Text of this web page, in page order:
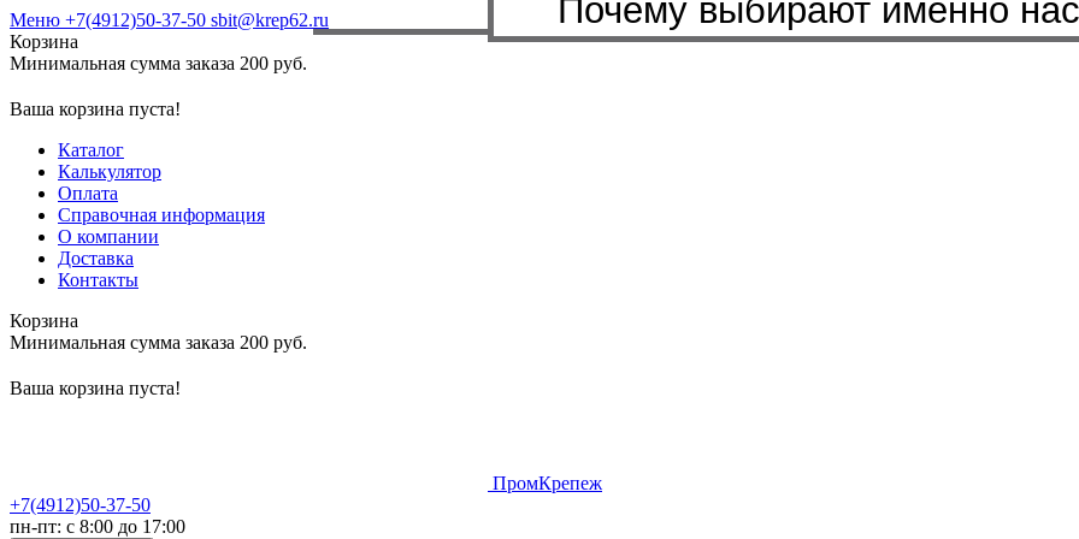
Меню +7(4912)50-37-50 sbit@krep62.ru
Корзина
Минимальная сумма заказа 200 руб.
Ваша корзина пуста!
Каталог
Калькулятор
Оплата
Справочная информация
О компании
Доставка
Контакты
Корзина
Минимальная сумма заказа 200 руб.
Ваша корзина пуста!
ПромКрепеж
+7(4912)50-37-50
пн-пт: с 8:00 до 17:00
Почему выбирают именно